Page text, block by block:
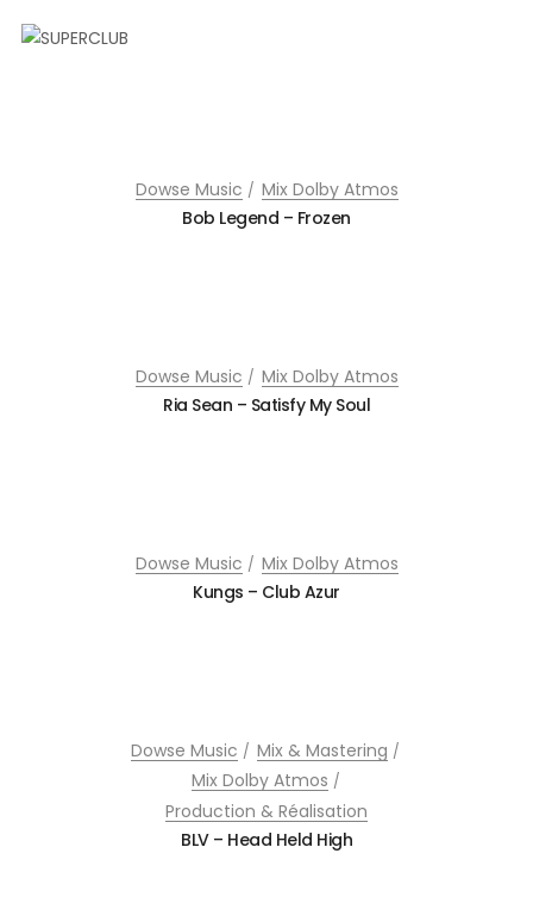
Dowse Music
Mix Dolby Atmos
Bob Legend – Frozen
Dowse Music
Mix Dolby Atmos
Ria Sean – Satisfy My Soul
Dowse Music
Mix Dolby Atmos
Kungs – Club Azur
Dowse Music
Mix & Mastering
Mix Dolby Atmos
Production & Réalisation
BLV – Head Held High